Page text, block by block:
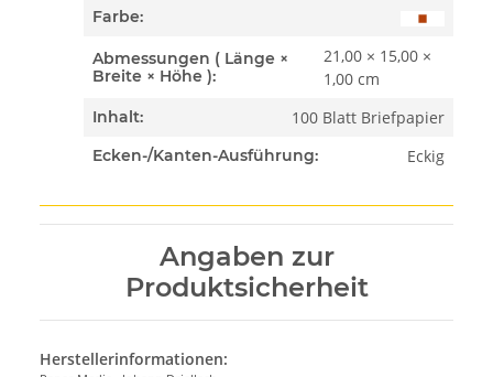
Farbe:
Abmessungen ( Länge ×
Breite × Höhe ):
21,00 × 15,00 ×
1,00 cm
Inhalt: 100 Blatt Briefpapier
Ecken-/Kanten-Ausführung: Eckig
Angaben zur
Produktsicherheit
Herstellerinformationen: